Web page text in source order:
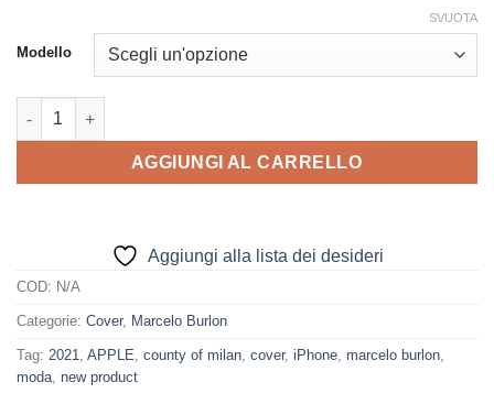
Modello
SVUOTA
Marcelo Burlon cover iPhone RIDES quantità
AGGIUNGI AL CARRELLO
Aggiungi alla lista dei desideri
COD: N/A
Categorie: Cover, Marcelo Burlon
Tag: 2021, APPLE, county of milan, cover, iPhone, marcelo burlon,
moda, new product